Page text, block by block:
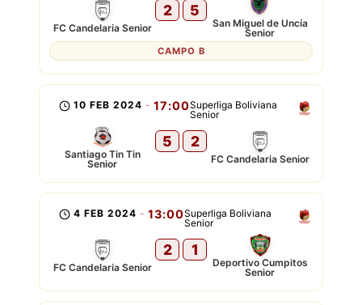
FC Candelaria Senior
2 5
San Miguel de Uncía
Senior
CAMPO B
Superliga Boliviana
Senior
10 FEB 2024 - 17:00
Santiago Tin Tin
Senior
5 2
FC Candelaria Senior
Superliga Boliviana
Senior
4 FEB 2024 - 13:00
FC Candelaria Senior
2 1
Deportivo Cumpitos
Senior